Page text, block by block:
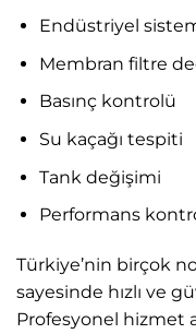
Endüstriyel
Membran filtre
Basınç kontrolü
Su kaçağı tespiti
Tank değişimi
Performans
Türkiye’nin birçok
sayesinde hızlı ve
Profesyonel hizmet